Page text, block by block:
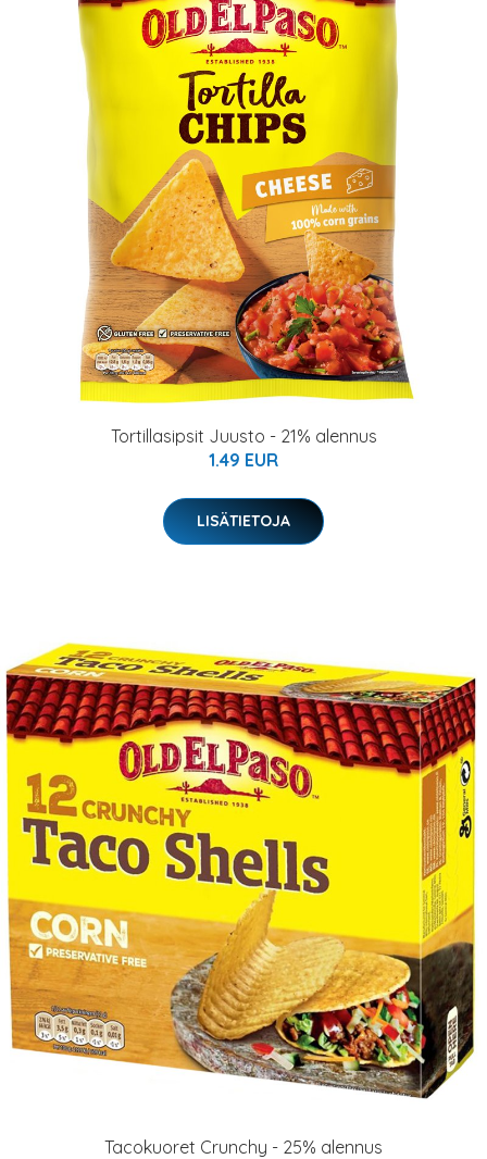
Tortillasipsit Juusto - 21% alennus
1.49 EUR
LISÄTIETOJA
Tacokuoret Crunchy - 25% alennus